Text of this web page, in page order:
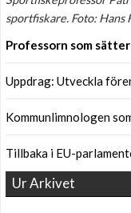
sportfiskare. Foto: Hans
Professorn som
Uppdrag: Utveckla
Kommunlimnologen
Tillbaka i EU-
Ur Arkivet